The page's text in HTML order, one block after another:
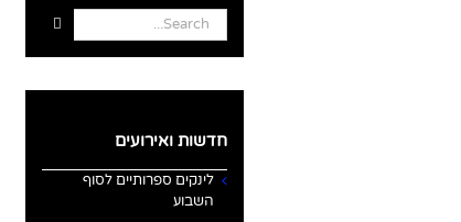
Search
for:
חדשות ואירועים
לינקים ספרותיים לסוף
השבוע